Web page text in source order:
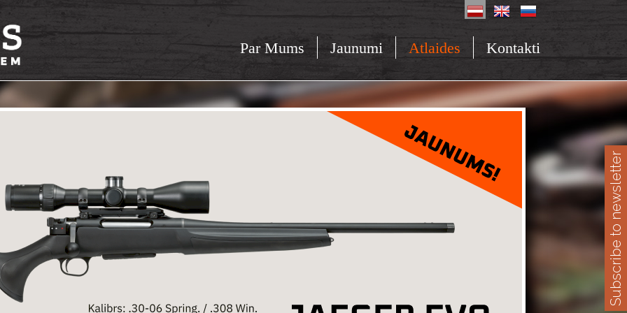
Par Mums Jaunumi Atlaides Kontakti
Subscribe to newsletter